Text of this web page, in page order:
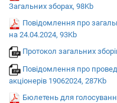
Загальних зборах, 98Kb
Повідомлення про
на 24.04.2024, 93Kb
Протокол загальних
Повідомлення про
акціонерів 19062024, 287Kb
Бюлетень для